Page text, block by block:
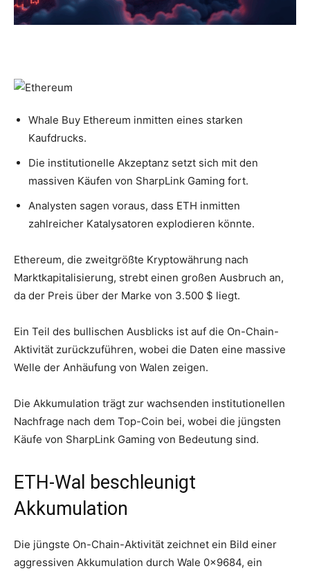
Whale Buy Ethereum inmitten eines starken
Kaufdrucks.
Die institutionelle Akzeptanz setzt sich mit den
massiven Käufen von SharpLink Gaming fort.
Analysten sagen voraus, dass ETH inmitten
zahlreicher Katalysatoren explodieren könnte.
Ethereum, die zweitgrößte Kryptowährung nach
Marktkapitalisierung, strebt einen großen Ausbruch an,
da der Preis über der Marke von 3.500 $ liegt.
Ein Teil des bullischen Ausblicks ist auf die On-Chain-
Aktivität zurückzuführen, wobei die Daten eine massive
Welle der Anhäufung von Walen zeigen.
Die Akkumulation trägt zur wachsenden institutionellen
Nachfrage nach dem Top-Coin bei, wobei die jüngsten
Käufe von SharpLink Gaming von Bedeutung sind.
ETH-Wal beschleunigt
Akkumulation
Die jüngste On-Chain-Aktivität zeichnet ein Bild einer
aggressiven Akkumulation durch Wale 0x9684, ein